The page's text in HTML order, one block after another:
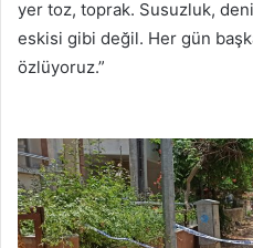
yer toz, toprak. Susuzluk,
eskisi gibi değil. Her gün
özlüyoruz.”